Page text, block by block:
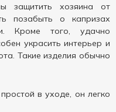
защитить хозяина от
позабыть о капризах
Кроме того, удачно
украсить интерьер и
Такие изделия обычно
в уходе, он легко